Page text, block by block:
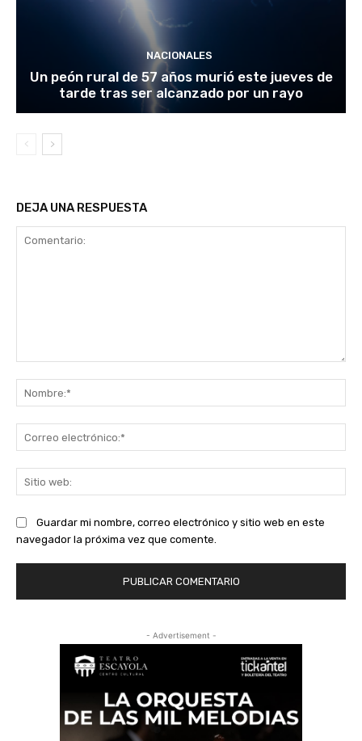
NACIONALES
Un peón rural de 57 años murió este jueves de
tarde tras ser alcanzado por un rayo
DEJA UNA RESPUESTA
Guardar mi nombre, correo electrónico y sitio web en este
navegador la próxima vez que comente.
- Advertisement -